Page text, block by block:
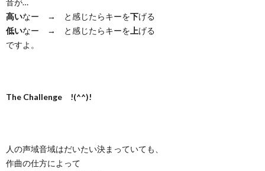
高いなー → と感じたらキーを下げる
低いなー → と感じたらキーを 上げる
ですよ。
The Challenge !(^^)!
人の声域音域はだいたい決まっていても、
作曲の仕方によって